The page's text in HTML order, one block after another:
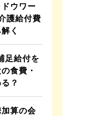
ウワー
護給付費
く
足給付を
食費・
？
算の会